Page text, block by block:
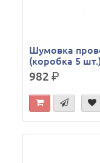
Шумовка
(коробка 5
982р.